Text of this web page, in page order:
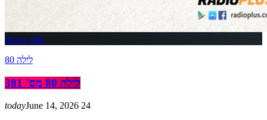
insert_link
לילה 80
לילה 80 מס’ 381
todayJune 14, 2026 24